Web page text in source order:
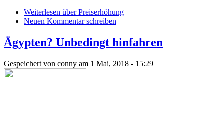
Weiterlesen über Preiserhöhung
Neuen Kommentar schreiben
Ägypten? Unbedingt hinfahren
Gespeichert von conny am 1 Mai, 2018 - 15:29